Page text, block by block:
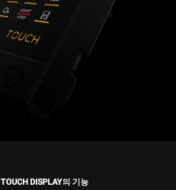
TOUCH DISPLAY의 기능